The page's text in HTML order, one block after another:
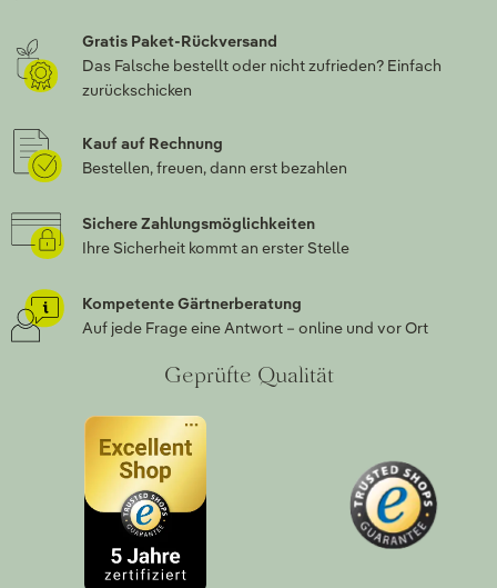
Gratis Paket-Rückversand
Das Falsche bestellt oder nicht zufrieden? Einfach
zurückschicken
Kauf auf Rechnung
Bestellen, freuen, dann erst bezahlen
Sichere Zahlungsmöglichkeiten
Ihre Sicherheit kommt an erster Stelle
Kompetente Gärtnerberatung
Auf jede Frage eine Antwort – online und vor Ort
Geprüfte Qualität